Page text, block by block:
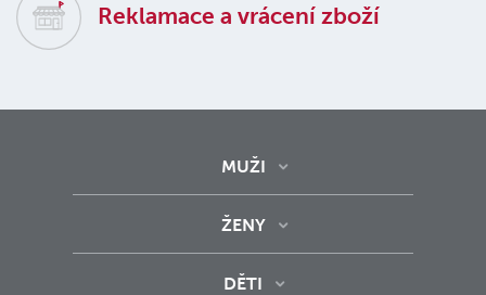
Reklamace a vrácení zboží
MUŽI
ŽENY
DĚTI